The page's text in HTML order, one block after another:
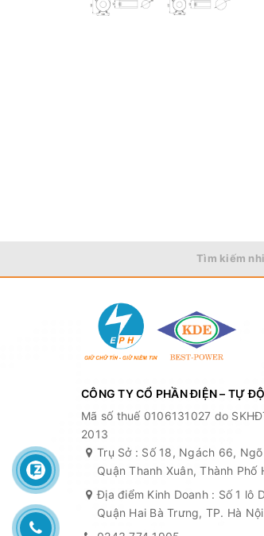
Tìm kiếm
CÔNG TY CỔ PHẦN ĐIỆN – TỰ
Mã số thuế 0106131027 do
2013
Trụ Sở : Số 18, Ngách 66,
Quận Thanh Xuân, Thành Phố
Địa điểm Kinh Doanh : Số 1 lô
Quận Hai Bà Trưng, TP. Hà Nội